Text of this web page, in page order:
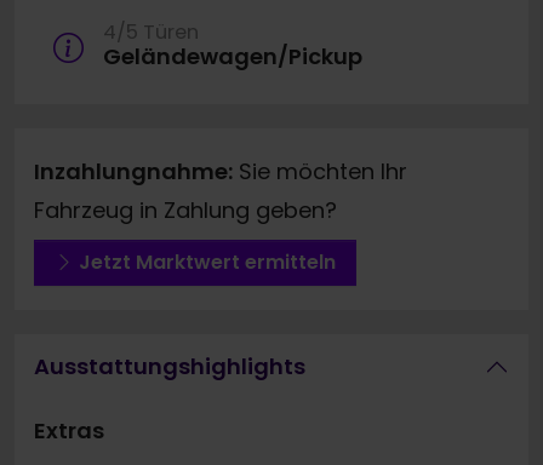
4/5 Türen
Geländewagen/Pickup
Inzahlungnahme: Sie möchten Ihr
Fahrzeug in Zahlung geben?
Jetzt Marktwert ermitteln
Ausstattungshighlights
Extras